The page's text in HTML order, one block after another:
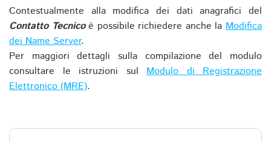
Contestualmente alla modifica dei dati anagrafici del
Contatto Tecnicoè possibile richiedere anche laModifica
dei Name Server.
Per maggiori dettagli sulla compilazione del modulo
consultare le istruzioni sul Modulo di Registrazione
Elettronico (MRE).